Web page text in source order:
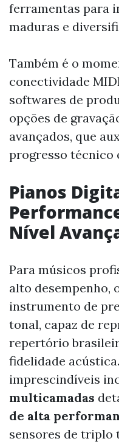
ferramentas para
maduras e
Também é o
conectividade
softwares de
opções de
avançados, que
progresso técnico
Pianos
Nível
Para músicos
alto desempenho,
instrumento de
tonal, capaz de
repertório
fidelidade
imprescindíveis
multicamadas
de alta
sensores de triplo